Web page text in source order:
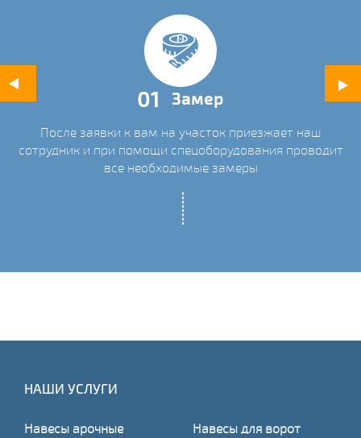
01 Замер
После заявки к вам на участок приезжает наш
сотрудник и при помощи спецоборудования проводит
все необходимые замеры
НАШИ УСЛУГИ
Навесы арочные
Навесы для ворот